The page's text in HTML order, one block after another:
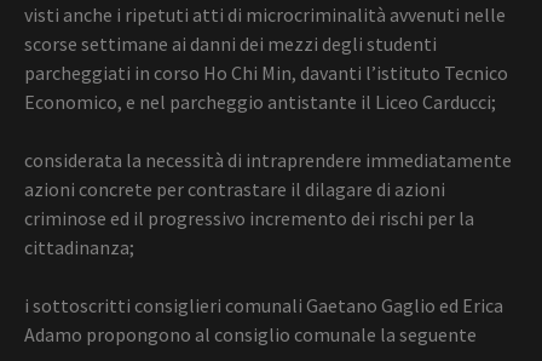
visti anche i ripetuti atti di microcriminalità avvenuti nelle
scorse settimane ai danni dei mezzi degli studenti
parcheggiati in corso Ho Chi Min, davanti l’istituto Tecnico
Economico, e nel parcheggio antistante il Liceo Carducci;
considerata la necessità di intraprendere immediatamente
azioni concrete per contrastare il dilagare di azioni
criminose ed il progressivo incremento dei rischi per la
cittadinanza;
i sottoscritti consiglieri comunali Gaetano Gaglio ed Erica
Adamo propongono al consiglio comunale la seguente